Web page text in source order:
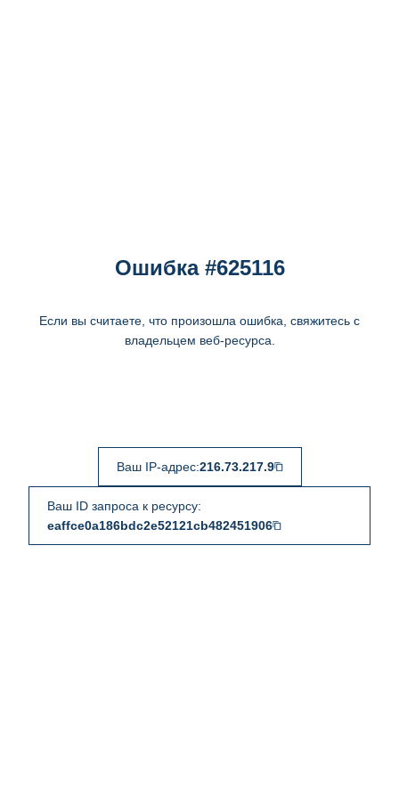
Ошибка #625116
Если вы считаете, что произошла ошибка, свяжитесь с
владельцем веб-ресурса.
Ваш IP-адрес:216.73.217.9
Ваш ID запроса к ресурсу:
eaffce0a186bdc2e52121cb482451906